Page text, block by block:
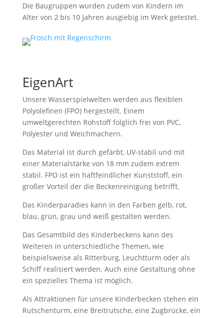
Die Baugruppen wurden zudem von Kindern im
Alter von 2 bis 10 Jahren ausgiebig im Werk getestet.
EigenArt
Unsere Wasserspielwelten werden aus flexiblen
Polyolefinen (FPO) hergestellt. Einem
umweltgerechten Rohstoff folglich frei von PVC,
Polyester und Weichmachern.
Das Material ist durch gefärbt, UV-stabil und mit
einer Materialstärke von 18 mm zudem extrem
stabil. FPO ist ein haftfeindlicher Kunststoff, ein
großer Vorteil der die Beckenreinigung betrifft.
Das Kinderparadies kann in den Farben gelb, rot,
blau, grün, grau und weiß gestalten werden.
Das Gesamtbild des Kinderbeckens kann des
Weiteren in unterschiedliche Themen, wie
beispielsweise als Ritterburg, Leuchtturm oder als
Schiff realisiert werden. Auch eine Gestaltung ohne
ein spezielles Thema ist möglich.
Als Attraktionen für unsere Kinderbecken stehen ein
Rutschenturm, eine Breitrutsche, eine Zugbrücke, ein